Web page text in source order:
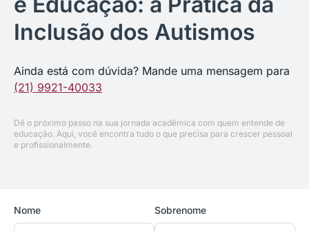
Inclusão dos Autismos
Ainda está com dúvida? Mande uma mensagem para
(21) 9921-40033
Dê o próximo passo na sua jornada acadêmica com quem entende de
educação. Aqui, você encontra tudo o que precisa para crescer pessoal
e profissionalmente.
Nome Sobrenome